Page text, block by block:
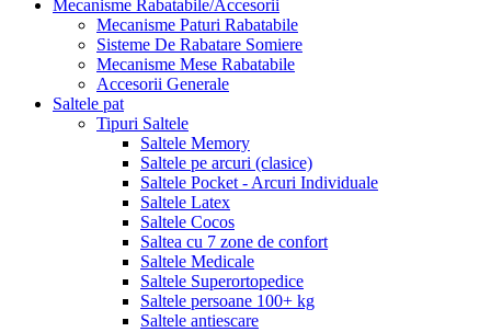
Mecanisme Rabatabile/Accesorii
Mecanisme Paturi Rabatabile
Sisteme De Rabatare Somiere
Mecanisme Mese Rabatabile
Accesorii Generale
Saltele pat
Tipuri Saltele
Saltele Memory
Saltele pe arcuri (clasice)
Saltele Pocket - Arcuri Individuale
Saltele Latex
Saltele Cocos
Saltea cu 7 zone de confort
Saltele Medicale
Saltele Superortopedice
Saltele persoane 100+ kg
Saltele antiescare